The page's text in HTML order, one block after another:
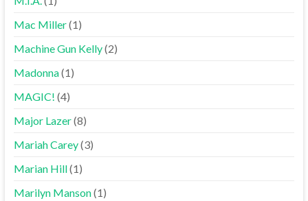
Mac Miller(1)
Machine Gun Kelly(2)
Madonna(1)
MAGIC! (4)
Major Lazer(8)
Mariah Carey(3)
Marian Hill(1)
Marilyn Manson(1)